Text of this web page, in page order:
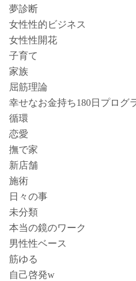
夢診断
女性性的ビジネス
女性性開花
子育て
家族
屈筋理論
幸せなお金持ち180日プログ
循環
恋愛
撫で家
新店舗
施術
日々の事
未分類
本当の鏡のワーク
男性性ベース
筋ゆる
自己啓発w